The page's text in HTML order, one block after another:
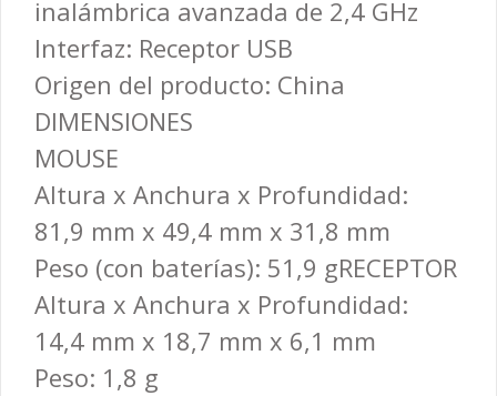
inalámbrica avanzada de 2,4 GHz
Interfaz: Receptor USB
Origen del producto: China
DIMENSIONES
MOUSE
Altura x Anchura x Profundidad:
81,9 mm x 49,4 mm x 31,8 mm
Peso (con baterías): 51,9 gRECEPTOR
Altura x Anchura x Profundidad:
14,4 mm x 18,7 mm x 6,1 mm
Peso: 1,8 g